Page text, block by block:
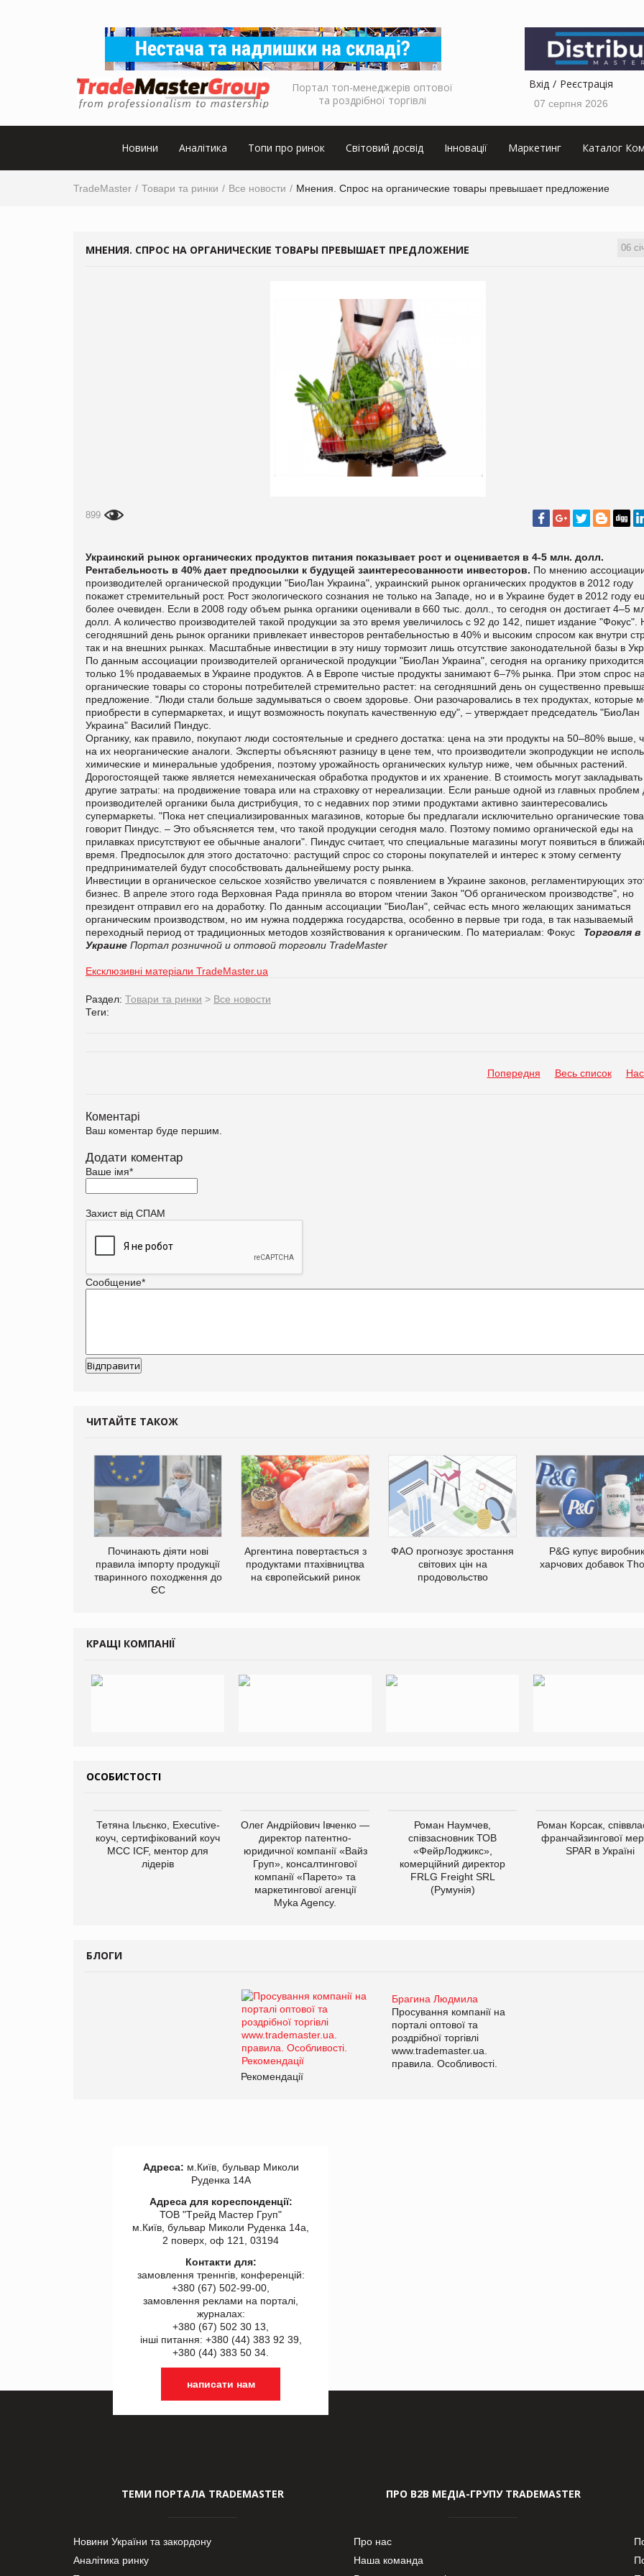
Портал топ-менеджерів оптової
та роздрібної торгівлі
Вхід Реєстрація
07 серпня 2026
Новини Аналітика Топи про ринок Світовий досвід Інновації Маркетинг Каталог
TradeMaster Товари та ринки Все новости Мнения. Спрос на органические товары превышает предложение
06
МНЕНИЯ. СПРОС НА ОРГАНИЧЕСКИЕ ТОВАРЫ ПРЕВЫШАЕТ ПРЕДЛОЖЕНИЕ
899
Украинский рынок органических продуктов питания показывает рост и оценивается в 4-5 млн. долл.
Рентабельность в 40% дает предпосылки к будущей заинтересованности инвесторов. По мнению
производителей органической продукции "БиоЛан Украина", украинский рынок органических продуктов в 2012 году
покажет стремительный рост. Рост экологического сознания не только на Западе, но и в Украине будет в 2012 году
более очевиден. Если в 2008 году объем рынка органики оценивали в 660 тыс. долл., то сегодня он достигает 4–5
долл. А количество производителей такой продукции за это время увеличилось с 92 до 142, пишет издание "Фокус".
сегодняшний день рынок органики привлекает инвесторов рентабельностью в 40% и высоким спросом как внутри
так и на внешних рынках. Масштабные инвестиции в эту нишу тормозит лишь отсутствие законодательной базы в
По данным ассоциации производителей органической продукции "БиоЛан Украина", сегодня на органику приходится
только 1% продаваемых в Украине продуктов. А в Европе чистые продукты занимают 6–7% рынка. При этом спрос на
органические товары со стороны потребителей стремительно растет: на сегодняшний день он существенно
предложение. "Люди стали больше задумываться о своем здоровье. Они разочаровались в тех продуктах, которые
приобрести в супермаркетах, и ищут возможность покупать качественную еду", – утверждает председатель "БиоЛан
Украина" Василий Пиндус.
Органику, как правило, покупают люди состоятельные и среднего достатка: цена на эти продукты на 50–80% выше,
на их неорганические аналоги. Эксперты объясняют разницу в цене тем, что производители экопродукции не
химические и минеральные удобрения, поэтому урожайность органических культур ниже, чем обычных растений.
Дорогостоящей также является немеханическая обработка продуктов и их хранение. В стоимость могут
другие затраты: на продвижение товара или на страховку от нереализации.
Если раньше одной из главных проблем
производителей органики была дистрибуция, то с недавних пор этими продуктами активно заинтересовались
супермаркеты. "Пока нет специализированных магазинов, которые бы предлагали исключительно органические
говорит Пиндус. – Это объясняется тем, что такой продукции сегодня мало. Поэтому помимо органической еды на
прилавках присутствуют ее обычные аналоги". Пиндус считает, что специальные магазины могут появиться в
время. Предпосылок для этого достаточно: растущий спрос со стороны покупателей и интерес к этому сегменту
предпринимателей будут способствовать дальнейшему росту рынка.
Инвестиции в органическое сельское хозяйство увеличатся с появлением в Украине законов, регламентирующих
бизнес. В апреле этого года Верховная Рада приняла во втором чтении Закон "Об органическом производстве", но
президент отправил его на доработку. По данным ассоциации "БиоЛан", сейчас есть много желающих заниматься
органическим производством, но им нужна поддержка государства, особенно в первые три года, в так называемый
переходный период от традиционных методов хозяйствования к органическим.
По материалам: Фокус
Торговля в
Украине Портал розничной и оптовой торговли TradeMaster
Ексклюзивні матеріали TradeMaster.ua
Раздел: Товари та ринки > Все новости
Теги:
Попередня Весь список
Коментарі
Ваш коментар буде першим.
Додати коментар
Ваше імя*
Захист від СПАМ
Сообщение*
ЧИТАЙТЕ ТАКОЖ
Починають діяти нові
правила імпорту продукції
тваринного походження до
ЄС
Аргентина повертається з
продуктами птахівництва
на європейський ринок
ФАО прогнозує зростання
світових цін на
продовольство
P&G купує
харчових добавок
КРАЩІ КОМПАНІЇ
ОСОБИСТОСТІ
Тетяна Ільєнко, Executive-
коуч, сертифікований коуч
МСС ICF, ментор для
лідерів
Олег Андрійович Івченко —
директор патентно-
юридичної компанії «Вайз
Груп», консалтингової
компанії «Парето» та
маркетингової агенції
Myka Agency.
Роман Наумчев,
співзасновник ТОВ
«ФейрЛоджикс»,
комерційний директор
FRLG Freight SRL
(Румунія)
Роман Корсак,
франчайзингової
SPAR в Україні
БЛОГИ
Брагина Людмила
Просування компанії на
порталі оптової та
роздрібної торгівлі
www.trademaster.ua.
правила. Особливості.
Рекомендації
Адреса: м.Київ, бульвар Миколи
Руденка 14А
Адреса для кореспонденції:
ТОВ "Tрейд Мастер Груп"
м.Київ, бульвар Миколи Руденка 14а,
2 поверх, оф 121, 03194
Контакти для:
замовлення треннгів, конференцій:
+380 (67) 502-99-00,
замовлення реклами на порталі,
журналах:
+380 (67) 502 30 13,
інші питання: +380 (44) 383 92 39,
+380 (44) 383 50 34.
написати нам
ТЕМИ ПОРТАЛА TRADEMASTER
Новини України та закордону
Аналітика ринку
ПРО В2В МЕДІА-ГРУПУ TRADEMASTER
Про нас
Наша команда